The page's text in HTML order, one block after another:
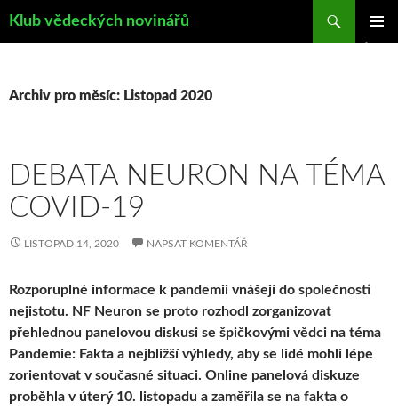
Klub vědeckých novinářů
WEBU
Archiv pro měsíc: Listopad 2020
DEBATA NEURON NA TÉMA
COVID-19
LISTOPAD 14, 2020 NAPSAT KOMENTÁŘ
Rozporuplné informace k pandemii vnášejí do společnosti
nejistotu. NF Neuron se proto rozhodl zorganizovat
přehlednou panelovou diskusi se špičkovými vědci na téma
Pandemie: Fakta a nejbližší výhledy, aby se lidé mohli lépe
zorientovat v současné situaci. Online panelová diskuze
proběhla v úterý 10. listopadu a zaměřila se na fakta o